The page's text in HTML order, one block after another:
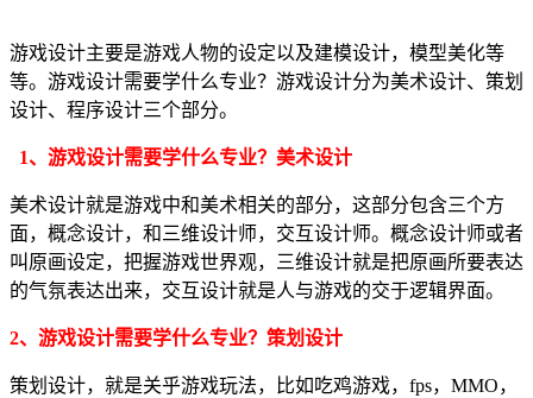
游戏设计主要是游戏人物的设定以及建模设计，模型美化等
等。游戏设计需要学什么专业？游戏设计分为美术设计、策划
设计、程序设计三个部分。
1、游戏设计需要学什么专业？美术设计
美术设计就是游戏中和美术相关的部分，这部分包含三个方
面，概念设计，和三维设计师，交互设计师。概念设计师或者
叫原画设定，把握游戏世界观，三维设计就是把原画所要表达
的气氛表达出来，交互设计就是人与游戏的交于逻辑界面。
2、游戏设计需要学什么专业？策划设计
策划设计，就是关乎游戏玩法，比如吃鸡游戏，fps，MMO，